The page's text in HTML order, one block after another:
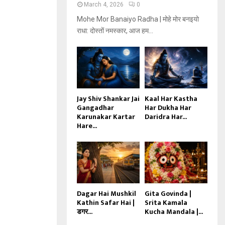
March 4, 2026 0
Mohe Mor Banaiyo Radha | मोहे मोर बनइयो
राधा: दोस्तों नमस्कार, आज हम...
Jay Shiv Shankar Jai
Gangadhar
Karunakar Kartar
Hare...
Kaal Har Kastha
Har Dukha Har
Daridra Har...
Dagar Hai Mushkil
Kathin Safar Hai |
डगर...
Gita Govinda |
Srita Kamala
Kucha Mandala |...